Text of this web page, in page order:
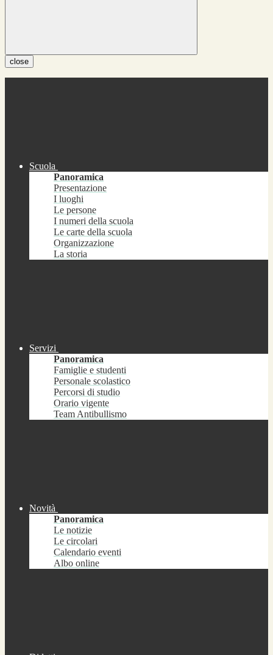
close
Scuola
Panoramica
Presentazione
I luoghi
Le persone
I numeri della scuola
Le carte della scuola
Organizzazione
La storia
Servizi
Panoramica
Famiglie e studenti
Personale scolastico
Percorsi di studio
Orario vigente
Team Antibullismo
Novità
Panoramica
Le notizie
Le circolari
Calendario eventi
Albo online